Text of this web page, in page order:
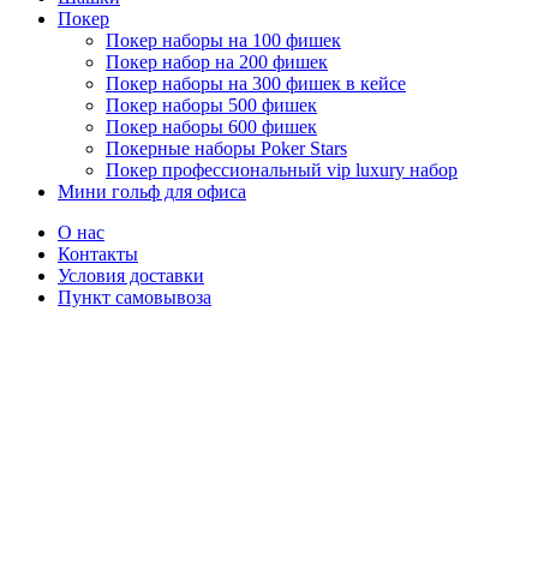
Покер
Покер наборы на 100 фишек
Покер набор на 200 фишек
Покер наборы на 300 фишек в кейсе
Покер наборы 500 фишек
Покер наборы 600 фишек
Покерные наборы Poker Stars
Покер профессиональный vip luxury набор
Мини гольф для офиса
О нас
Контакты
Условия доставки
Пункт самовывоза